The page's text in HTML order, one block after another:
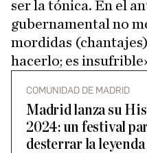
ser la tónica. En el
gubernamental no
mordidas
hacerlo; es
COMUNIDAD DE MADRID
Madrid lanza su
2024: un festival
desterrar la leyenda